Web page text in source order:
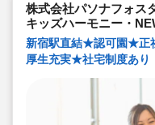
株式会社パソナフォス
キッズハーモニー・
新宿駅直結★認可園★正
厚生充実★社宅制度あり